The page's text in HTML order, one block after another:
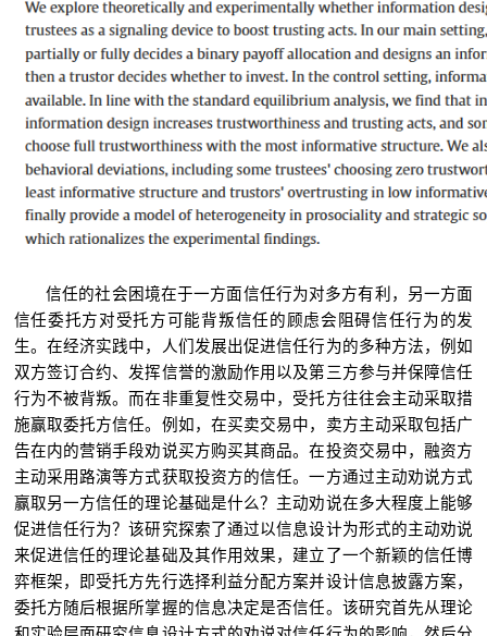
信任的社会困境在于一方面信任行为对多方有利，另一方面
信任委托方对受托方可能背叛信任的顾虑会阻碍信任行为的发
生。在经济实践中，人们发展出促进信任行为的多种方法，例如
双方签订合约、发挥信誉的激励作用以及第三方参与并保障信任
行为不被背叛。而在非重复性交易中，受托方往往会主动采取措
施赢取委托方信任。例如，在买卖交易中，卖方主动采取包括广
告在内的营销手段劝说买方购买其商品。在投资交易中，融资方
主动采用路演等方式获取投资方的信任。一方通过主动劝说方式
赢取另一方信任的理论基础是什么？主动劝说在多大程度上能够
促进信任行为？该研究探索了通过以信息设计为形式的主动劝说
来促进信任的理论基础及其作用效果，建立了一个新颖的信任博
弈框架，即受托方先行选择利益分配方案并设计信息披露方案，
委托方随后根据所掌握的信息决定是否信任。该研究首先从理论